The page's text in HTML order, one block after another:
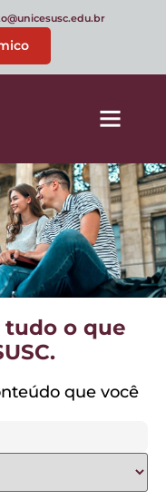
o que
que você